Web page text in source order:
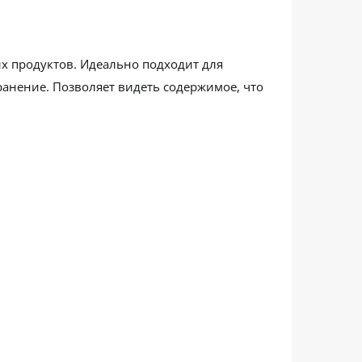
продуктов. Идеально подходит для
Позволяет видеть содержимое, что